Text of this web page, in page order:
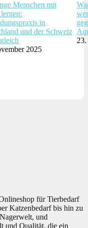
Menschen mit
in
und der Schweiz
2025
für Tierbedarf
Katzenbedarf bis hin zu
und
und Qualität, die ein